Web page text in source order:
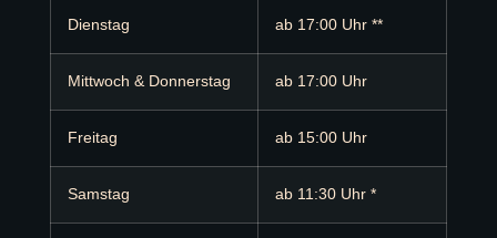
Dienstag ab 17:00 Uhr **
Mittwoch & Donnerstag ab 17:00 Uhr
Freitag ab 15:00 Uhr
Samstag ab 11:30 Uhr *